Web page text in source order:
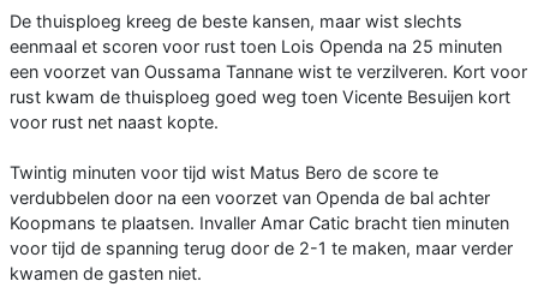
De thuisploeg kreeg de beste kansen, maar wist slechts
eenmaal et scoren voor rust toen Lois Openda na 25 minuten
een voorzet van Oussama Tannane wist te verzilveren. Kort voor
rust kwam de thuisploeg goed weg toen Vicente Besuijen kort
voor rust net naast kopte.
Twintig minuten voor tijd wist Matus Bero de score te
verdubbelen door na een voorzet van Openda de bal achter
Koopmans te plaatsen. Invaller Amar Catic bracht tien minuten
voor tijd de spanning terug door de 2-1 te maken, maar verder
kwamen de gasten niet.